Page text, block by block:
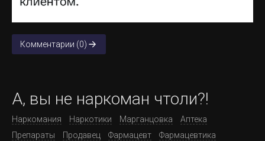
Комментарии (0)
А, вы не наркоман чтоли?!
Наркомания Наркотики Марганцовка
Аптека
Препараты
Продавец Фармацевт
Фармацевтика